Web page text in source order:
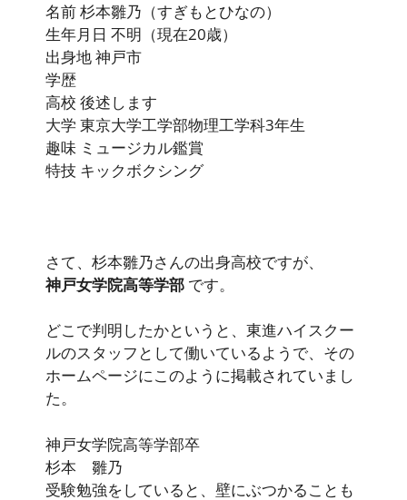
名前 杉本雛乃（すぎもとひなの）
生年月日 不明（現在20歳）
出身地 神戸市
学歴
高校 後述します
大学 東京大学工学部物理工学科3年生
趣味 ミュージカル鑑賞
特技 キックボクシング
さて、杉本雛乃さんの出身高校ですが、
神戸女学院高等学部 です。
どこで判明したかというと、東進ハイスクー
ルのスタッフとして働いているようで、その
ホームページにこのように掲載されていまし
た。
神戸女学院高等学部卒
杉本 雛乃
受験勉強をしていると、壁にぶつかることも